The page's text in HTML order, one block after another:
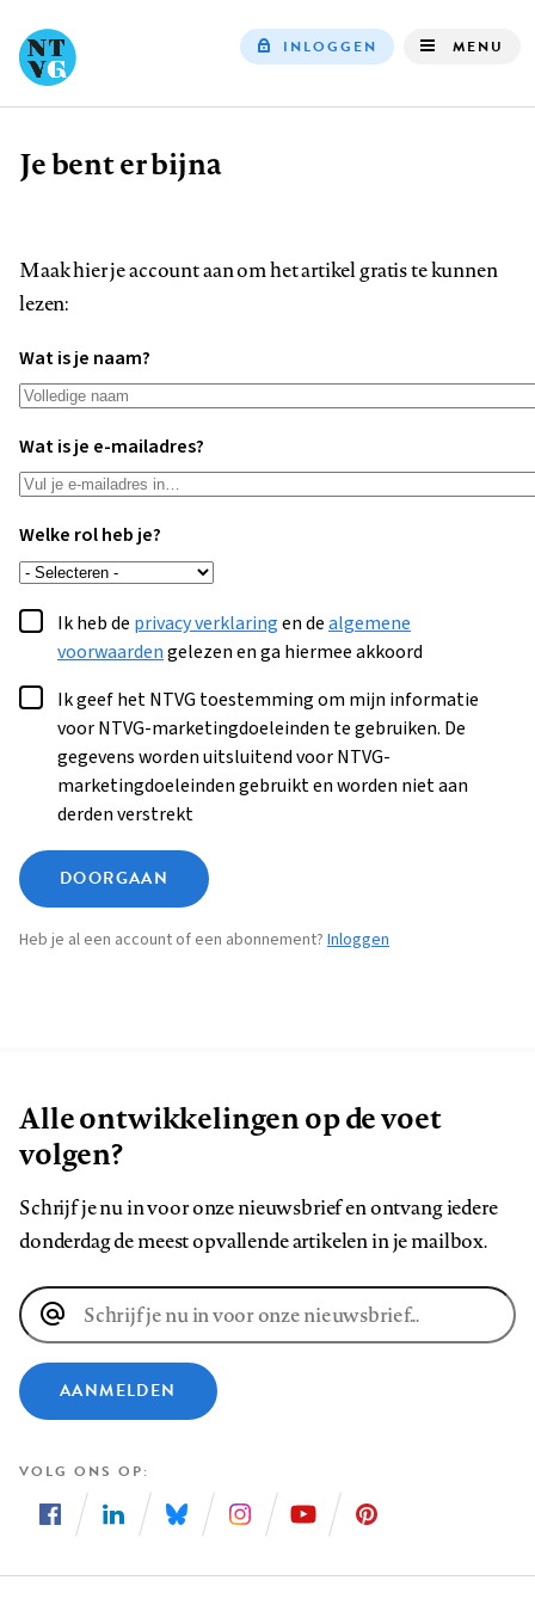
INLOGGEN MENU
Kruimelpad
Je bent er bijna
Maak hier je account aan om het artikel gratis te kunnen
lezen:
Wat is je naam?
Wat is je e-mailadres?
Welke rol heb je?
Ik heb de privacy verklaringen dealgemene
voorwaardengelezen en ga hiermee akkoord
Ik geef het NTVG toestemming om mijn informatie
voor NTVG-marketingdoeleinden te gebruiken. De
gegevens worden uitsluitend voor NTVG-
marketingdoeleinden gebruikt en worden niet aan
derden verstrekt
DOORGAAN
Heb je al een account of een abonnement? Inloggen
Alle ontwikkelingen op de voet
volgen?
Schrijf je nu in voor onze nieuwsbrief en ontvang iedere
donderdag de meest opvallende artikelen in je mailbox.
E-
mailadres
AANMELDEN
VOLG ONS OP
ons
ons
ons
ons
ons
ons